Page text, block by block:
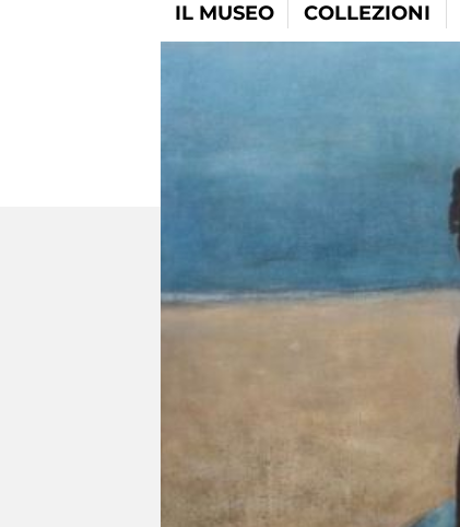
IL MUSEO COLLEZIONI